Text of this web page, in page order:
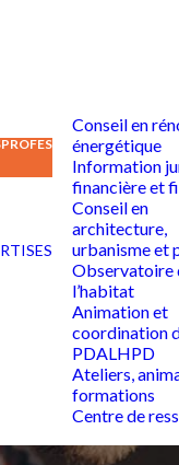
PROFESSIONNELS DE
Conseil en
énergétique
Information
financière et
Conseil en
architecture,
urbanisme et
Observatoire
l’habitat
Animation et
coordination
PDALHPD
Ateliers,
formations
Centre de